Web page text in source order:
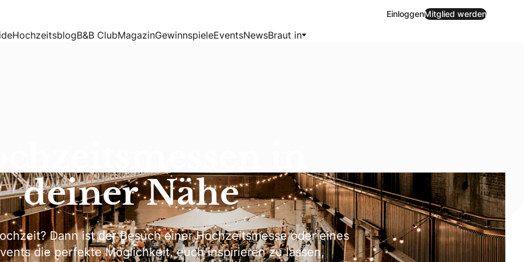
EinloggenMitglied werden
HochzeitsblogB&B ClubMagazinGewinnspieleEventsNewsBraut in
deiner Nähe
Dann ist der Besuch einer Hochzeitsmesse oder eines
die perfekte Möglichkeit, euch inspirieren zu lassen,